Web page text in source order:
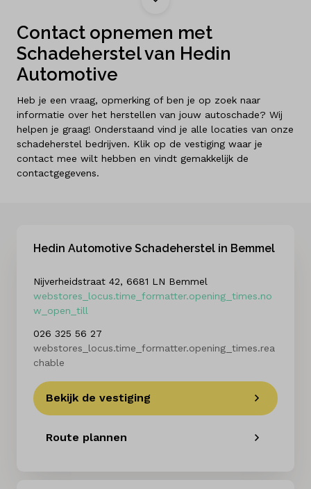
Over ons
Kennis & advies
Land
Nederland
Taal
Contact opnemen met
Schadeherstel van Hedin
Automotive
Heb je een vraag, opmerking of ben je op zoek naar
informatie over het herstellen van jouw autoschade? Wij
helpen je graag! Onderstaand vind je alle locaties van onze
schadeherstel bedrijven. Klik op de vestiging waar je
contact mee wilt hebben en vindt gemakkelijk de
contactgegevens.
Hedin Automotive Schadeherstel in Bemmel
Nijverheidstraat 42, 6681 LN Bemmel
webstores_locus.time_formatter.opening_times.no
w_open_till
026 325 56 27
webstores_locus.time_formatter.opening_times.rea
chable
Bekijk de vestiging
Route plannen